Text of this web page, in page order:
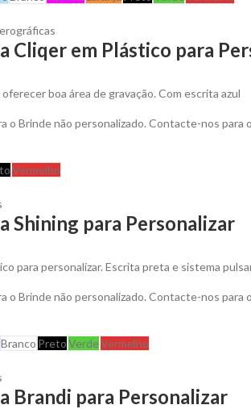
Cliqer em Plástico para
boa área de gravação. Com escrita azul
o Brinde não personalizado. Contacte-nos
Vermelho
Shining para Personalizar
para personalizar. Escrita preta e sistema
o Brinde não personalizado. Contacte-nos
Branco PretoVerdeVermelho
Brandi para Personalizar